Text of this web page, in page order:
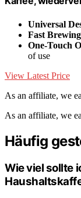
Universal
Fast Brewing
One-Touch
of use
View Latest Price
As an affiliate, we
As an affiliate, we
Häufig
Wie viel sollte